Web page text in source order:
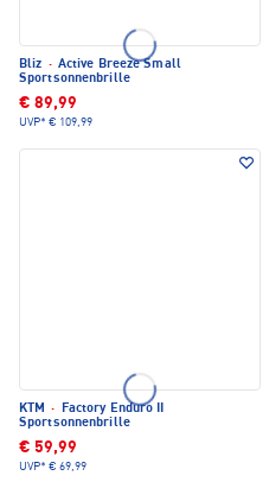
Bliz · Active Breeze Small
Sportsonnenbrille
€ 89,99
UVP* € 109,99
KTM ·
Factory Enduro II
Sportsonnenbrille
€ 59,99
UVP* € 69,99